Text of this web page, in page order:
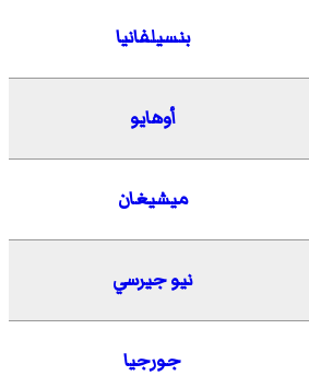
بنسيلفانيا
أوهايو
ميشيغان
نيو جيرسي
جورجيا